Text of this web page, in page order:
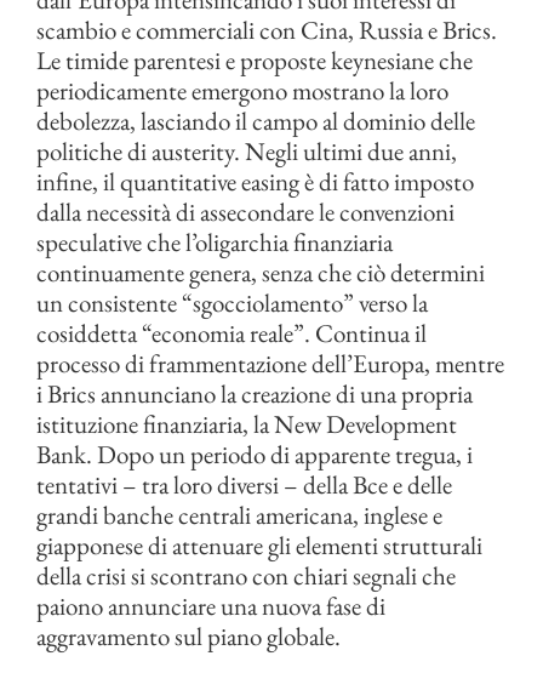
scambio e commerciali con Cina, Russia e Brics.
Le timide parentesi e proposte keynesiane che
periodicamente emergono mostrano la loro
debolezza, lasciando il campo al dominio delle
politiche di austerity. Negli ultimi due anni,
infine, il quantitative easing è di fatto imposto
dalla necessità di assecondare le convenzioni
speculative che l’oligarchia finanziaria
continuamente genera, senza che ciò determini
un consistente “sgocciolamento” verso la
cosiddetta “economia reale”. Continua il
processo di frammentazione dell’Europa, mentre
i Brics annunciano la creazione di una propria
istituzione finanziaria, la New Development
Bank. Dopo un periodo di apparente tregua, i
tentativi – tra loro diversi – della Bce e delle
grandi banche centrali americana, inglese e
giapponese di attenuare gli elementi strutturali
della crisi si scontrano con chiari segnali che
paiono annunciare una nuova fase di
aggravamento sul piano globale.